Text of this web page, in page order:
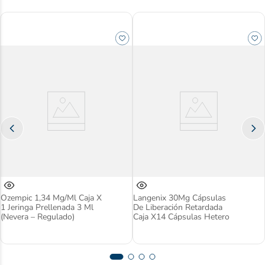
Ozempic 1,34 Mg/ml Caja X
1 Jeringa Prellenada 3 Ml
(Nevera – Regulado)
Langenix 30Mg Cápsulas
De Liberación Retardada
Caja X14 Cápsulas Hetero